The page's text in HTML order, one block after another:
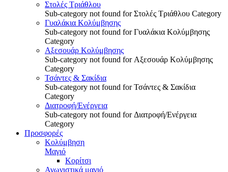
Στολές Τριάθλου
Sub-category not found for Στολές Τριάθλου Category
Γυαλάκια Κολύμβησης
Sub-category not found for Γυαλάκια Κολύμβησης
Category
Αξεσουάρ Κολύμβησης
Sub-category not found for Αξεσουάρ Κολύμβησης
Category
Τσάντες & Σακίδια
Sub-category not found for Τσάντες & Σακίδια
Category
Διατροφή/Ενέργεια
Sub-category not found for Διατροφή/Ενέργεια
Category
Προσφορές
Κολύμβηση
Μαγιό
Κορίτσι
Αγωνιστικά μαγιό